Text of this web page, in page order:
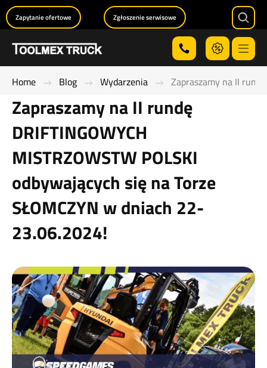
Menu
Zapytanie ofertowe Zgłoszenie serwisowe
Home Blog Wydarzenia Zapraszamy na II
Zapraszamy na II rundę
DRIFTINGOWYCH
MISTRZOWSTW POLSKI
odbywających się na Torze
SŁOMCZYN w dniach 22-
23.06.2024!